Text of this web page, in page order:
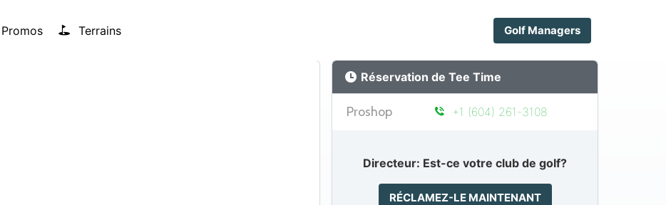
Promos Terrains Golf Managers
Réservation de Tee Time
Proshop +1 (604) 261-3108
Directeur: Est-ce votre club de golf?
RÉCLAMEZ-LE MAINTENANT